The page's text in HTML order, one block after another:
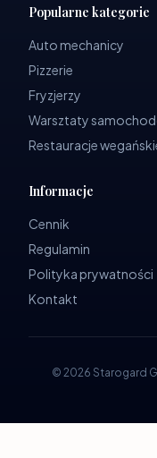
Popularne kategorie
Auto mechanicy
Pizzerie
Fryzjerzy
Warsztaty
Restauracje
Informacje
Cennik
Regulamin
Polityka prywatności
Kontakt
© 2026 Starogard